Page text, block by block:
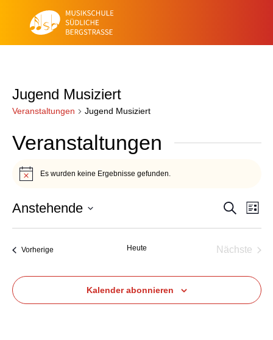
Jugend Musiziert
Veranstaltungen Jugend Musiziert
Veranstaltungen
HinweisEs wurden keine Ergebnisse gefunden.
und
Suche
Liste
Anstehende
Datum
VorherigeVeranstaltungen Heute
Nächste
Kalender abonnieren